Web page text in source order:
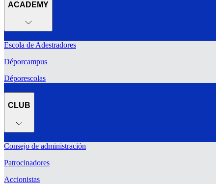
ACADEMY
Escola de Adestradores
Déporcampus
Déporescolas
CLUB
Consejo de administración
Patrocinadores
Accionistas